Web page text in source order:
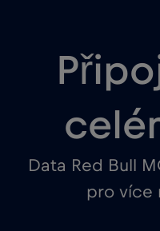
Data Red Bull
pro více